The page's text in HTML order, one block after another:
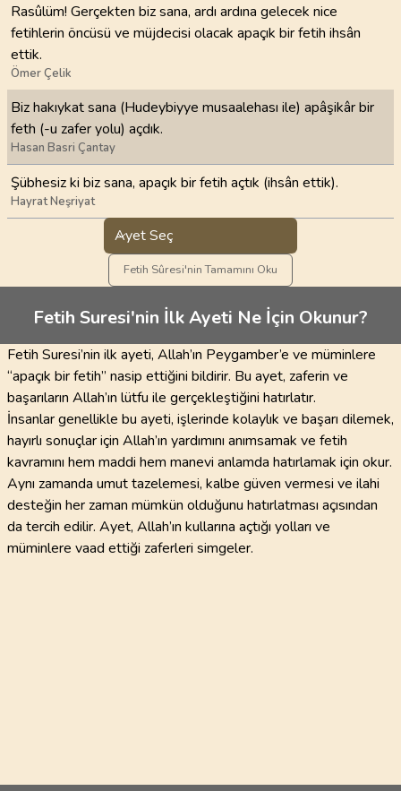
Rasûlüm! Gerçekten biz sana, ardı ardına gelecek nice
fetihlerin öncüsü ve müjdecisi olacak apaçık bir fetih ihsân
ettik.
Ömer Çelik
Biz hakıykat sana (Hudeybiyye musaalehası ile) apâşikâr bir
feth (-u zafer yolu) açdık.
Hasan Basri Çantay
Şübhesiz ki biz sana, apaçık bir fetih açtık (ihsân ettik).
Hayrat Neşriyat
Ayet Seç
Fetih Sûresi'nin Tamamını Oku
Fetih Suresi'nin İlk Ayeti Ne İçin Okunur?
Fetih Suresi’nin ilk ayeti, Allah’ın Peygamber’e ve müminlere
“apaçık bir fetih” nasip ettiğini bildirir. Bu ayet, zaferin ve
başarıların Allah’ın lütfu ile gerçekleştiğini hatırlatır.
İnsanlar genellikle bu ayeti, işlerinde kolaylık ve başarı dilemek,
hayırlı sonuçlar için Allah’ın yardımını anımsamak ve fetih
kavramını hem maddi hem manevi anlamda hatırlamak için okur.
Aynı zamanda umut tazelemesi, kalbe güven vermesi ve ilahi
desteğin her zaman mümkün olduğunu hatırlatması açısından
da tercih edilir. Ayet, Allah’ın kullarına açtığı yolları ve
müminlere vaad ettiği zaferleri simgeler.